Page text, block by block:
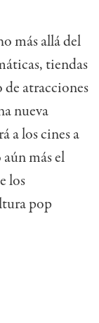
más allá del
tiendas
atracciones
nueva
a los cines a
más el
los
pop